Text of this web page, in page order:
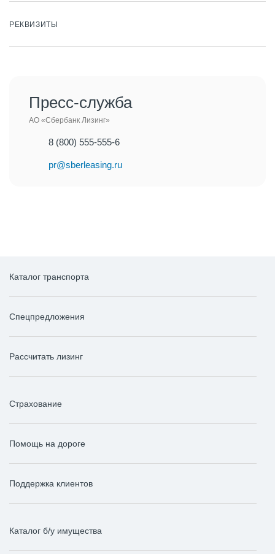
РЕКВИЗИТЫ
Пресс-служба
АО «Сбербанк Лизинг»
8 (800) 555-555-6
pr@sberleasing.ru
Каталог транспорта
Спецпредложения
Рассчитать лизинг
Страхование
Помощь на дороге
Поддержка клиентов
Каталог б/у имущества